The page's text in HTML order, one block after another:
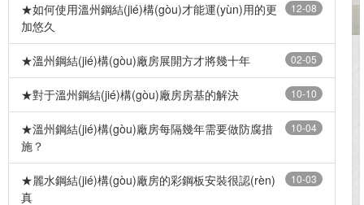
12-08
★如何使用溫州鋼結(jié)構(gòu)才能運(yùn)用的更
加悠久
02-05
★溫州鋼結(jié)構(gòu)廠房展開方才將幾十年
10-10
★對于溫州鋼結(jié)構(gòu)廠房房基的解決
10-04
★溫州鋼結(jié)構(gòu)廠房每隔幾年需要做防腐措
施？
10-03
★麗水鋼結(jié)構(gòu)廠房的彩鋼板安裝很認(rèn)
真